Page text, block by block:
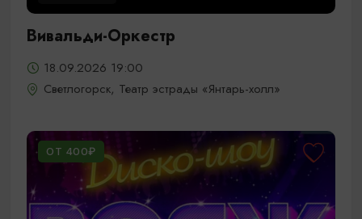
Вивальди-Оркестр
18.09.2026 19:00
Светлогорск, Театр эстрады «Янтарь-холл»
ОТ 400₽